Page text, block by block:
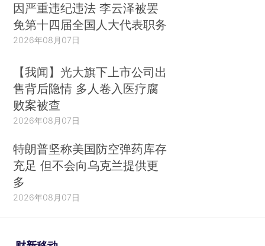
因严重违纪违法 李云泽被罢
免第十四届全国人大代表职务
2026年08月07日
【我闻】光大旗下上市公司出
售背后隐情 多人卷入医疗腐
败案被查
2026年08月07日
特朗普坚称美国防空弹药库存
充足 但不会向乌克兰提供更
多
2026年08月07日